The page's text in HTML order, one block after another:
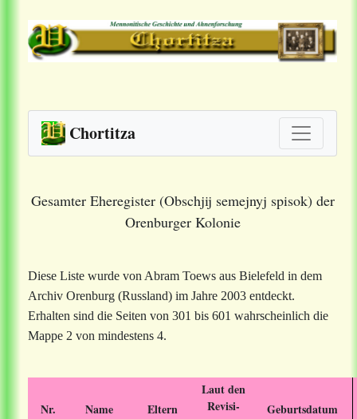
Chortitza
Gesamter Eheregister (Obschjij semejnyj spisok) der
Orenburger Kolonie
Diese Liste wurde von Abram Toews aus Bielefeld in dem
Archiv Orenburg (Russland) im Jahre 2003 entdeckt.
Erhalten sind die Seiten von 301 bis 601 wahrscheinlich die
Mappe 2 von mindestens 4.
Nr. Name Eltern
Laut den
Revisi-
Geburtsdatum